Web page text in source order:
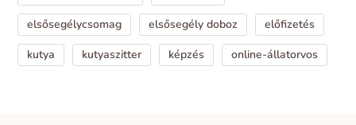
elsősegélycsomag
elsősegély doboz
előfizetés
kutya
kutyaszitter képzés online-állatorvos